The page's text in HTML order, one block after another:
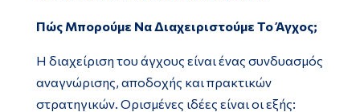
Πώς Μπορούμε Να Διαχειριστούμε Το Άγχος;
Η διαχείριση του άγχους είναι ένας συνδυασμός
αναγνώρισης, αποδοχής και πρακτικών
στρατηγικών. Ορισμένες ιδέες είναι οι εξής: